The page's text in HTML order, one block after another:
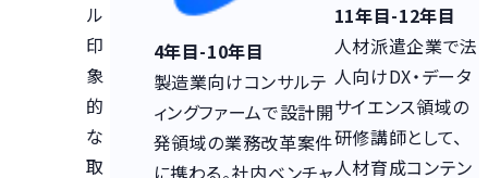
ル
印
象
的
な
取
4年目-10年目
製造業向けコンサルテ
ィングファームで設計開
発領域の業務改革案件
に携わる。社内ベンチャ
11年目-12年目
人材派遣企業で法
人向けDX・データ
サイエンス領域の
研修講師として、
人材育成コンテン